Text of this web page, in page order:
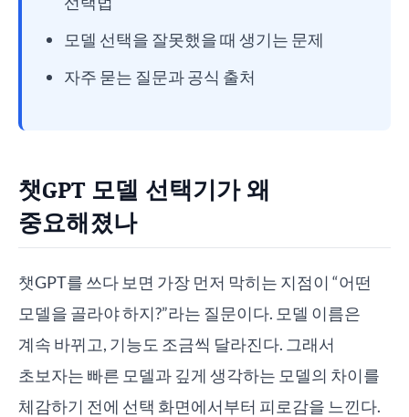
모델 선택을 잘못했을 때 생기는 문제
자주 묻는 질문과 공식 출처
챗GPT 모델 선택기가 왜
중요해졌나
챗GPT를 쓰다 보면 가장 먼저 막히는 지점이 “어떤
모델을 골라야 하지?”라는 질문이다. 모델 이름은
계속 바뀌고, 기능도 조금씩 달라진다. 그래서
초보자는 빠른 모델과 깊게 생각하는 모델의 차이를
체감하기 전에 선택 화면에서부터 피로감을 느낀다.